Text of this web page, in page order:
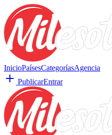
InicioPaísesCategoríasAgencia
PublicarEntrar